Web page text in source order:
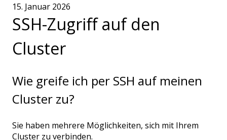
15. Januar 2026
SSH-Zugriff auf den
Cluster
Wie greife ich per SSH auf meinen
Cluster zu?
Sie haben mehrere Möglichkeiten, sich mit Ihrem
Cluster zu verbinden.